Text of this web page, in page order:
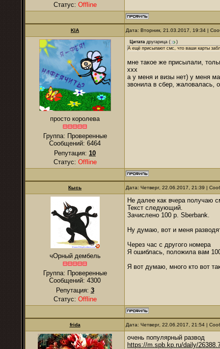
Статус: Offline
KIA Дата: Вторник, 21.03.2017, 19:34 |
просто королева
Группа: Проверенные
Сообщений: 6464
Репутация: 10
Статус: Offline
Цитата другарица (
)
А ещё присылают смс, что ваши карты
мне такое же присылали,
ххх
а у меня и визы нет) у меня
звонила в сбер, жаловалась,
Кысь Дата: Четверг, 22.06.2017, 21:39 |
чОрный дембель
Группа: Проверенные
Сообщений: 4300
Репутация: 3
Статус: Offline
Не далее как вчера получаю
Текст следующий.
Зачислено 100 р. Sberbank.
Ну думаю, вот и меня
Через час с другого номера
Я ошиблась, положила вам
Я вот думаю, много кто вот
frida Дата: Четверг, 22.06.2017, 21:54 |
очень популярный развод
https://m.spb.kp.ru/daily/